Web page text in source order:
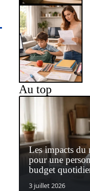
Au top
Les impacts
pour une
budget
3 juillet 2026